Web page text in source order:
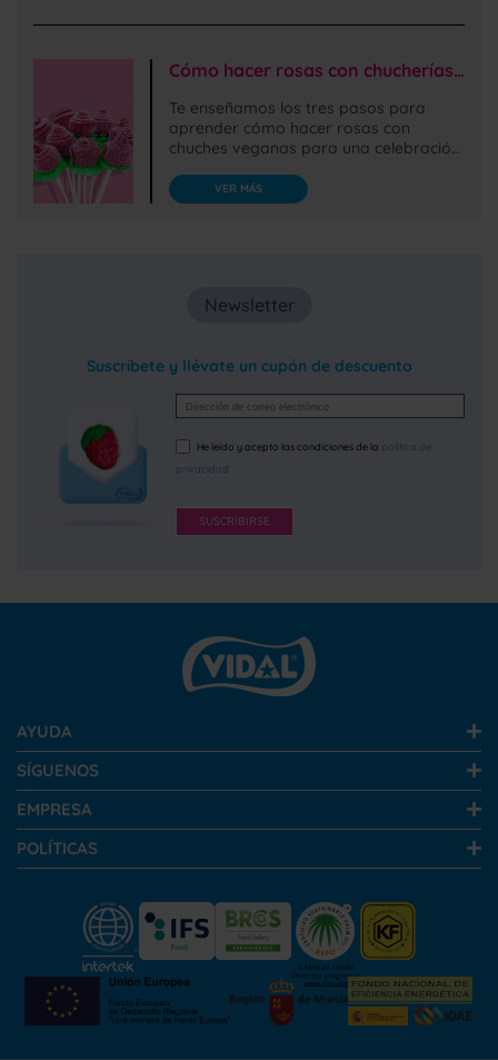
Cómo hacer rosas con chucherías veganas de forma fácil y sencilla
Te enseñamos los tres pasos para
aprender cómo hacer rosas con
chuches veganas para una celebración.
minutos.VER MÁS
Newsletter
Suscríbete y llévate un cupón de descuento
He leído y acepto las condiciones de la política de
privacidad
SUSCRIBIRSE
AYUDA
SÍGUENOS
EMPRESA
POLÍTICAS